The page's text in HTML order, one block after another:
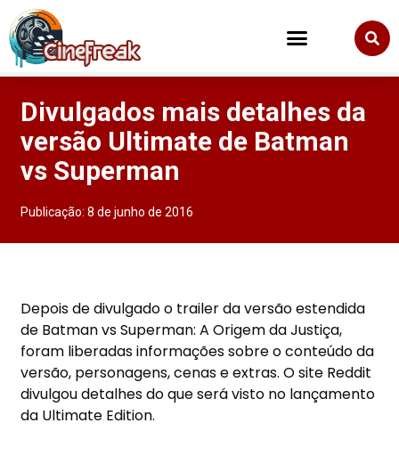
Divulgados mais detalhes da
versão Ultimate de Batman
vs Superman
Publicação:8 de junho de 2016
Depois de divulgado o trailer da versão estendida
de Batman vs Superman: A Origem da Justiça,
foram liberadas informações sobre o conteúdo da
versão, personagens, cenas e extras. O site Reddit
divulgou detalhes do que será visto no lançamento
da Ultimate Edition.